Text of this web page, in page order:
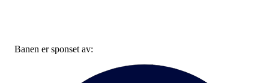
Banen er sponset av: